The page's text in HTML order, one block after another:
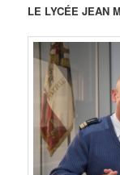
LE LYCÉE JEAN